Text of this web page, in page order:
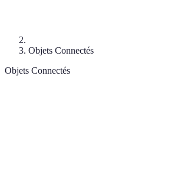
Objets Connectés
Objets Connectés